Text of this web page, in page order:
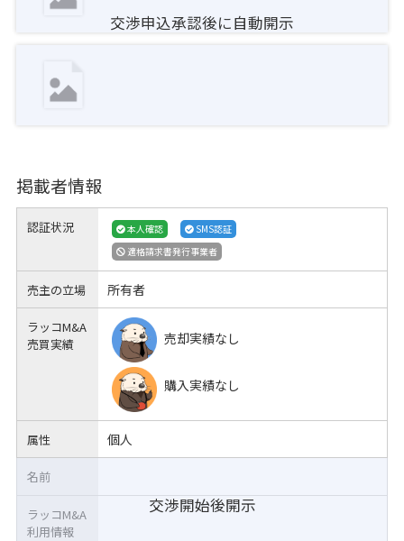
交渉申込承認後に自動開示
掲載者情報
認証状況 本人確認
SMS認証
適格請求書発行事業者
売主の立場 所有者
ラッコM&A
売買実績
売却実績なし
購入実績なし
属性 個人
交渉開始後開示
名前
ラッコM&A
利用情報